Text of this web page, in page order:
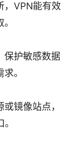
，VPN能有效
保护敏感数据
。
镜像站点，